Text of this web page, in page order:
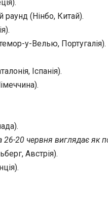
раунд (Нінбо, Китай).
у-Велью, Португалія).
Іспанія).
26-20 червня виглядає як
Австрія).